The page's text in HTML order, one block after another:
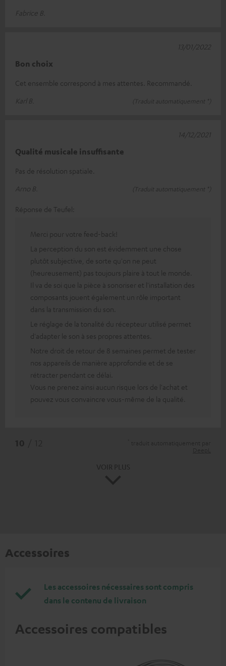
Fabrice B.
Bon choix
Cet ensemble correspond à mes attentes. Recommandé.
Karl B.
(Traduit automatiquement *)
13/01/2022
Qualité musicale insuffisante
Pas de résolution spatiale.
Arno B.
(Traduit automatiquement *)
14/12/2021
Réponse de Teufel:
Merci pour votre feed-back!
La perception du son est évidemment une chose
plutôt subjective, de sorte qu'on ne peut
(heureusement) pas toujours plaire à tout le monde.
Il va de soi que la pièce à sonoriser et l'installation des
composants jouent également un rôle important
dans la transmission du son.
Le réglage de la tonalité du récepteur utilisé permet
d'adapter le son à ses propres attentes.
Notre droit de retour de 8 semaines permet de tester
nos appareils de manière approfondie et de se
rétracter pendant ce délai.
Vous ne prenez ainsi aucun risque lors de l'achat et
pouvez vous convaincre vous-même de la qualité.
Accessoires
Les accessoires nécessaires sont compris
dans le contenu de livraison
Accessoires compatibles